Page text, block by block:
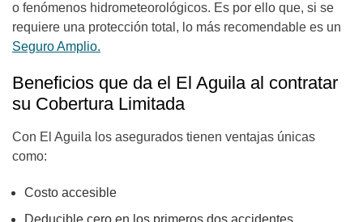
o fenómenos hidrometeorológicos. Es por ello que, si se
requiere una protección total, lo más recomendable es un
Seguro Amplio.
Beneficios que da el El Aguila al contratar
su Cobertura Limitada
Con El Aguila los asegurados tienen ventajas únicas
como:
Costo accesible